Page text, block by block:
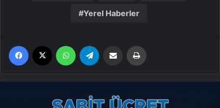
Yerel Haberler
Facebook WhatsApp Email'den paylaş